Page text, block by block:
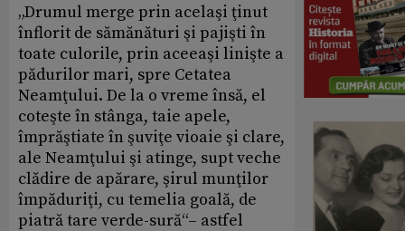
„Drumul merge prin acelaşi ţinut
înflorit de sămănături şi pajişti în
toate culorile, prin aceeaşi linişte a
pădurilor mari, spre Cetatea
Neamţului. De la o vreme însă, el
coteşte în stânga, taie apele,
împrăştiate în şuviţe vioaie şi clare,
ale Neamţului şi atinge, supt veche
clădire de apărare, şirul munţilor
împăduriţi, cu temelia goală, de
piatră tare verde-sură“– astfel